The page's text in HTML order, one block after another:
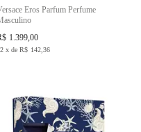
Eros Parfum Perfume
1.399,00
x de R$ 142,36